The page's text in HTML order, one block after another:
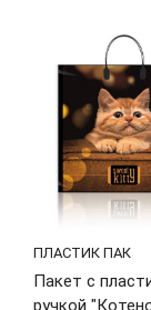
ПЛАСТИК ПАК
Пакет с
ручкой